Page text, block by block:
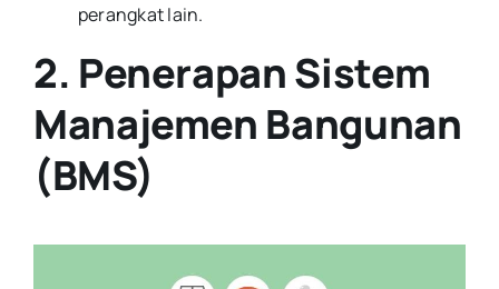
perangkat lain.
2. Penerapan Sistem
Manajemen Bangunan
(BMS)